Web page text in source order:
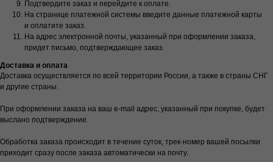
Подтвердите заказ и перейдите к оплате.
На странице платежной системы введите данные платежной карты
и оплатите заказ.
На адрес электронной почты, указанный при оформлении заказа,
придет письмо, подтверждающее заказ.
Доставка и оплата
Доставка осуществляется по всей территории России, а также в страны СНГ
и другие страны.
При оформлении заказа на ваш e-mail адрес, указанный при покупке, будет
выслано подтверждение.
Обработка заказа происходит в течение суток, трек-номер вашей посылки
приходит сразу после заказа автоматически на почту.